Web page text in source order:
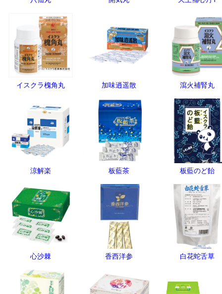
イスクラ槐角丸 加味逍遥散 瀉火補腎丸
涼解楽 板藍茶 板藍のど飴
心沙棘 香西洋参 白花蛇舌草